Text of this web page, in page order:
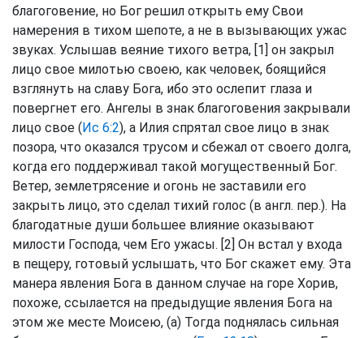
благоговение, но Бог решил открыть ему Свои
намерения в тихом шепоте, а не в вызывающих ужас
звуках. Услышав веяние тихого ветра, [1] он закрыл
лицо свое милотью своею, как человек, боящийся
взглянуть на славу Бога, ибо это ослепит глаза и
повергнет его. Ангелы в знак благоговения закрывали
лицо свое (Ис 6:2), а Илия спрятал свое лицо в знак
позора, что оказался трусом и сбежал от своего долга,
когда его поддерживал такой могущественный Бог.
Ветер, землетрясение и огонь не заставили его
закрыть лицо, это сделал тихий голос (в англ. пер.). На
благодатные души большее влияние оказывают
милости Господа, чем Его ужасы. [2] Он встал у входа
в пещеру, готовый услышать, что Бог скажет ему. Эта
манера явления Бога в данном случае на горе Хорив,
похоже, ссылается на предыдущие явления Бога на
этом же месте Моисею, (а) Тогда поднялась сильная